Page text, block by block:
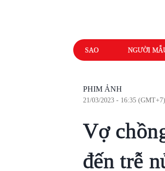
SAO NGƯỜI
PHIM ẢNH
21/03/2023 - 16:35 (GMT+7)
Vợ
đến trễ